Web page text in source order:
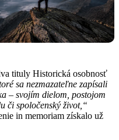
tituly Historická osobnosť
sa nezmazateľne zapísali
– svojím dielom, postojom
či spoločenský život,“
in memoriam získalo už